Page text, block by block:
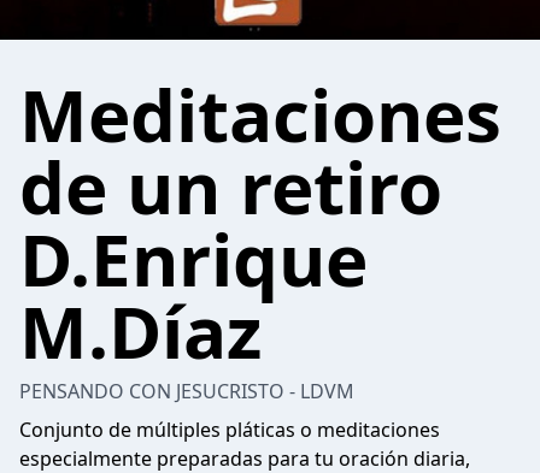
Meditaciones
de un retiro
D.Enrique
M.Díaz
PENSANDO CON JESUCRISTO - LDVM
Conjunto de múltiples pláticas o meditaciones
especialmente preparadas para tu oración diaria,